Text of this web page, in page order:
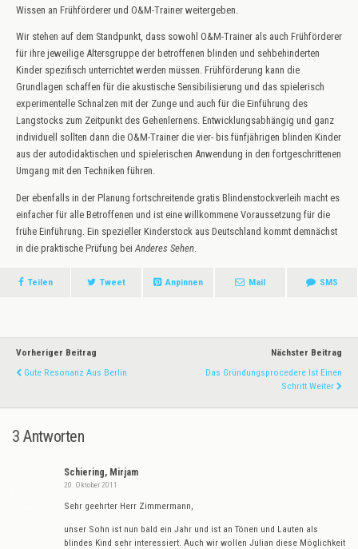
Wissen an Frühförderer und O&M-Trainer weitergeben.
Wir stehen auf dem Standpunkt, dass sowohl O&M-Trainer als auch Frühförderer
für ihre jeweilige Altersgruppe der betroffenen blinden und sehbehinderten
Kinder spezifisch unterrichtet werden müssen. Frühförderung kann die
Grundlagen schaffen für die akustische Sensibilisierung und das spielerisch
experimentelle Schnalzen mit der Zunge und auch für die Einführung des
Langstocks zum Zeitpunkt des Gehenlernens. Entwicklungsabhängig und ganz
individuell sollten dann die O&M-Trainer die vier- bis fünfjährigen blinden Kinder
aus der autodidaktischen und spielerischen Anwendung in den fortgeschrittenen
Umgang mit den Techniken führen.
Der ebenfalls in der Planung fortschreitende gratis Blindenstockverleih macht es
einfacher für alle Betroffenen und ist eine willkommene Voraussetzung für die
frühe Einführung. Ein spezieller Kinderstock aus Deutschland kommt demnächst
in die praktische Prüfung beiAnderes Sehen.
Teilen Tweet Anpinnen Mail SMS
Vorheriger Beitrag
Gute Resonanz Aus Berlin
Nächster Beitrag
Das Gründungsprocedere Ist Einen
Schritt Weiter
3 Antworten
Schiering, Mirjam
20. Oktober 2011
Sehr geehrter Herr Zimmermann,
unser Sohn ist nun bald ein Jahr und ist an Tönen und Lauten als
blindes Kind sehr interessiert. Auch wir wollen Julian diese Möglichkeit